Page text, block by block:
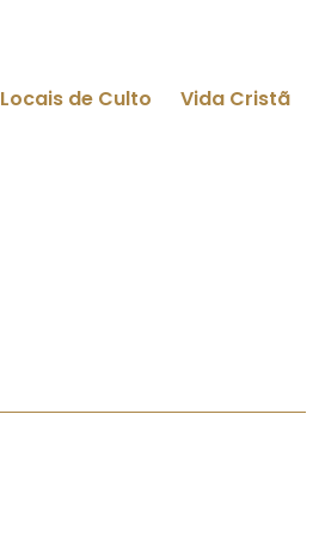
Locais de Culto Vida Cristã